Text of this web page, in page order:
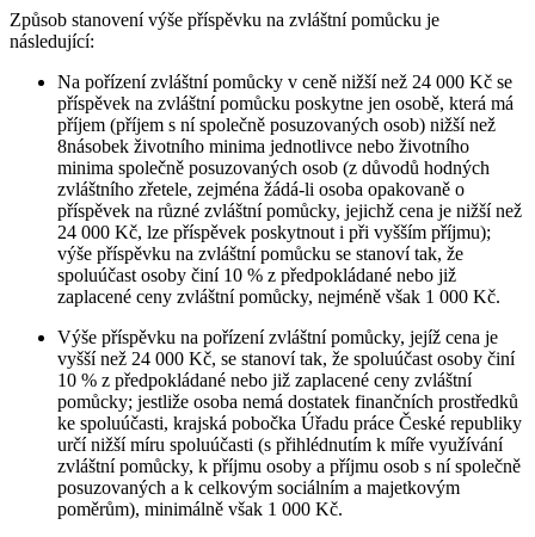
Způsob stanovení výše příspěvku na zvláštní pomůcku je
následující:
Na pořízení zvláštní pomůcky v ceně nižší než 24 000 Kč se
příspěvek na zvláštní pomůcku poskytne jen osobě, která má
příjem (příjem s ní společně posuzovaných osob) nižší než
8násobek životního minima jednotlivce nebo životního
minima společně posuzovaných osob (z důvodů hodných
zvláštního zřetele, zejména žádá-li osoba opakovaně o
příspěvek na různé zvláštní pomůcky, jejichž cena je nižší než
24 000 Kč, lze příspěvek poskytnout i při vyšším příjmu);
výše příspěvku na zvláštní pomůcku se stanoví tak, že
spoluúčast osoby činí 10 % z předpokládané nebo již
zaplacené ceny zvláštní pomůcky, nejméně však 1 000 Kč.
Výše příspěvku na pořízení zvláštní pomůcky, jejíž cena je
vyšší než 24 000 Kč, se stanoví tak, že spoluúčast osoby činí
10 % z předpokládané nebo již zaplacené ceny zvláštní
pomůcky; jestliže osoba nemá dostatek finančních prostředků
ke spoluúčasti, krajská pobočka Úřadu práce České republiky
určí nižší míru spoluúčasti (s přihlédnutím k míře využívání
zvláštní pomůcky, k příjmu osoby a příjmu osob s ní společně
posuzovaných a k celkovým sociálním a majetkovým
poměrům), minimálně však 1 000 Kč.